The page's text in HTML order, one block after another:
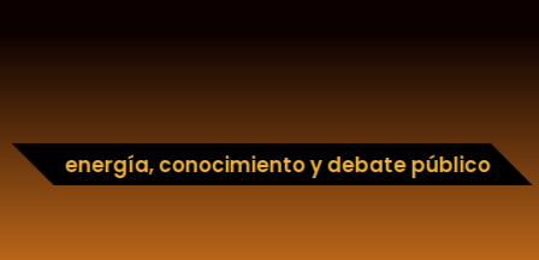
energía, conocimiento y debate público